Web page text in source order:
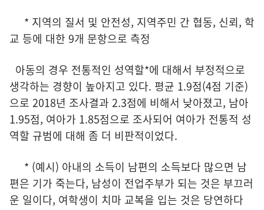
* 지역의 질서 및 안전성, 지역주민 간 협동, 신뢰, 학
교 등에 대한 9개 문항으로 측정
아동의 경우 전통적인 성역할*에 대해서 부정적으로
생각하는 경향이 높아지고 있다. 평균 1.9점(4점 기준)
으로 2018년 조사결과 2.3점에 비해서 낮아졌고, 남아
1.95점, 여아가 1.85점으로 조사되어 여아가 전통적 성
역할 규범에 대해 좀 더 비판적이었다.
* (예시) 아내의 소득이 남편의 소득보다 많으면 남
편은 기가 죽는다, 남성이 전업주부가 되는 것은 부끄러
운 일이다, 여학생이 치마 교복을 입는 것은 당연하다